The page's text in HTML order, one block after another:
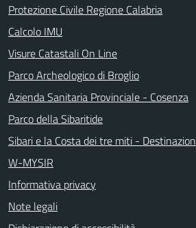
Protezione Civile Regione Calabria
Calcolo IMU
Visure Catastali On Line
Parco Archeologico di Broglio
Azienda Sanitaria Provinciale - Cosenza
Parco della Sibaritide
Sibari e la Costa dei tre miti -
W-MYSIR
Informativa privacy
Note legali